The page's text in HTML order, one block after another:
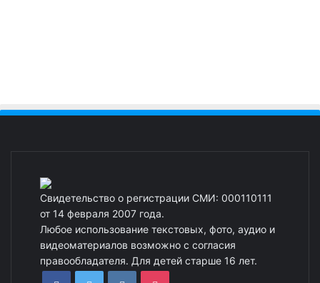
Свидетельство о регистрации СМИ: 000110111
от 14 февраля 2007 года.
Любое использование текстовых, фото, аудио и
видеоматериалов возможно с согласия
правообладателя. Для детей старше 16 лет.